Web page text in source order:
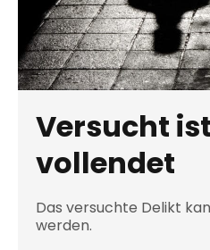
Versucht
vollendet
Das versuchte Delikt
werden.